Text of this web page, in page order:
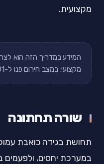
מקצועית.
המידע במדריך הזה הוא
מקצועי. במצב חירום פנו ל-101 או לער"ן 1201.
שורה תחתונה
תחושת בגידה כואבת
במערכת יחסים,